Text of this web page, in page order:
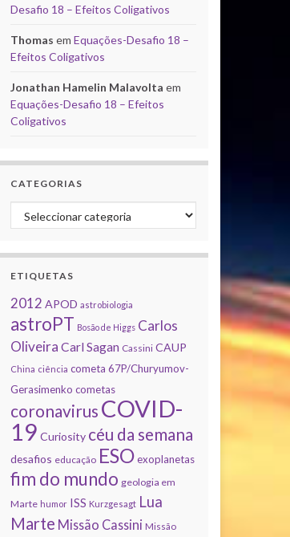
Desafio 18 – Efeitos Coligativos
Thomas em Equações-Desafio 18 –
Efeitos Coligativos
Jonathan Hamelin Malavolta em
Equações-Desafio 18 – Efeitos
Coligativos
CATEGORIAS
Categorias
ETIQUETAS
2012 APOD astrobiologia
astroPT Bosão de Higgs Carlos
Oliveira Carl Sagan Cassini CAUP
China ciência cometa 67P/Churyumov-
Gerasimenko cometas
coronavirus COVID-
19 Curiosity céu da semana
desafios educação ESO exoplanetas
fim do mundo geologia em
Marte humor ISS Kurzgesagt Lua
Marte Missão Cassini Missão